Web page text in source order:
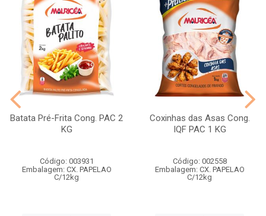
Batata Pré-Frita Cong. PAC 2
KG
Código: 003931
Embalagem: CX. PAPELAO
C/12kg
Coxinhas das Asas Cong.
IQF PAC 1 KG
Código: 002558
Embalagem: CX. PAPELAO
C/12kg